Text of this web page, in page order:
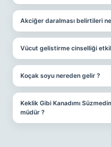
Akciğer daralması belirtileri
Vücut gelistirme cinselliği
Koçak soyu nereden gelir ?
Keklik Gibi Kanadımı
müdür ?